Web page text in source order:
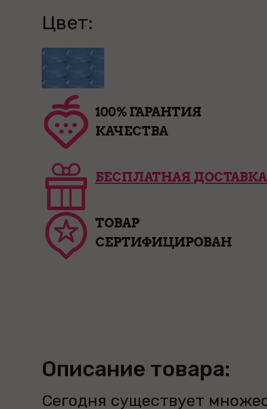
Цвет:
100% ГАРАНТИЯ
КАЧЕСТВА
БЕСПЛАТНАЯ ДОСТАВКА
ТОВАР
СЕРТИФИЦИРОВАН
Описание товара:
Сегодня существует